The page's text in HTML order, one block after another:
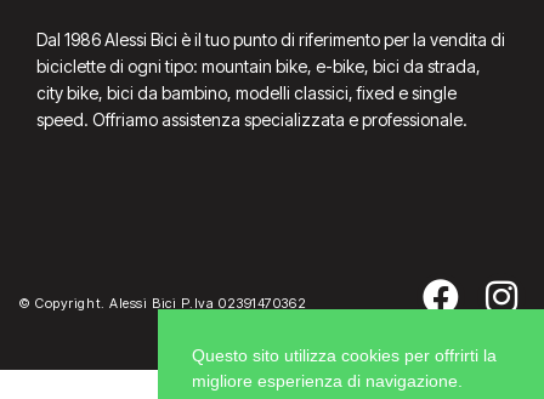
Dal 1986 Alessi Bici è il tuo punto di riferimento per la vendita di
biciclette di ogni tipo: mountain bike, e-bike, bici da strada,
city bike, bici da bambino, modelli classici, fixed e single
speed. Offriamo assistenza specializzata e professionale.
© Copyright. Alessi Bici P.Iva 02391470362
Questo sito utilizza cookies per offrirti la
migliore esperienza di navigazione.